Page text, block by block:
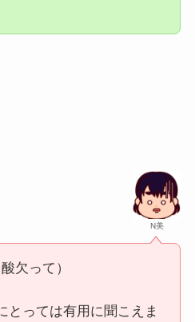
N美
欠って）
とっては有用に聞こえま